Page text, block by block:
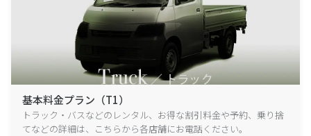
基本料金プラン（T1）
トラック・バスなどのレンタル、お得な割引料金や予約、乗り捨
てなどの詳細は、こちらから各店舗にお電話ください。